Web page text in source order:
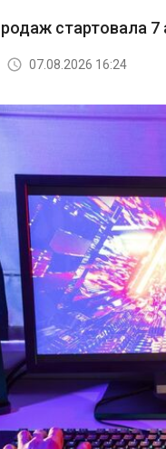
стартовала 7
07.08.2026 16:24